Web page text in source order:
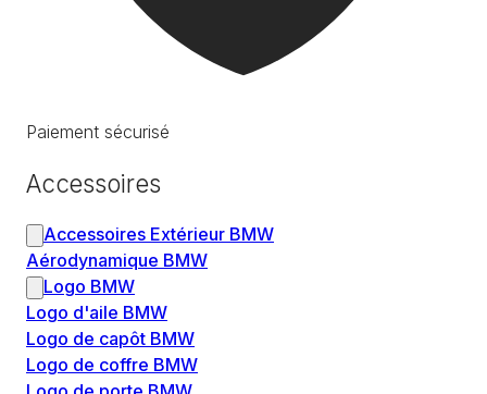
Paiement sécurisé
Accessoires
Accessoires Extérieur BMW
Aérodynamique BMW
Logo BMW
Logo d'aile BMW
Logo de capôt BMW
Logo de coffre BMW